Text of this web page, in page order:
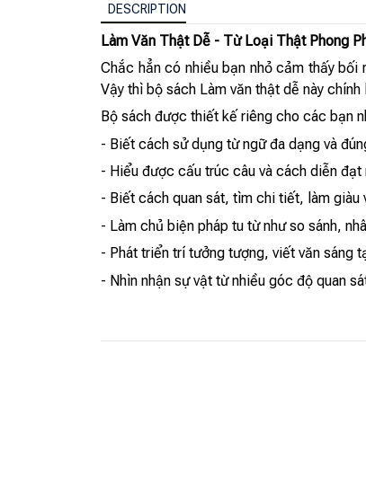
DESCRIPTION
Làm Văn Thật Dễ - Từ Loại Thật Phong
Chắc hẳn có nhiều bạn nhỏ cảm thấy
Vậy thì bộ sách Làm văn thật dễ này
Bộ sách được thiết kế riêng cho các bạn
- Biết cách sử dụng từ ngữ đa dạng và
- Hiểu được cấu trúc câu và cách diễn
- Biết cách quan sát, tìm chi tiết, làm giàu
- Làm chủ biện pháp tu từ như so sánh,
- Phát triển trí tưởng tượng, viết văn sáng
- Nhìn nhận sự vật từ nhiều góc độ quan